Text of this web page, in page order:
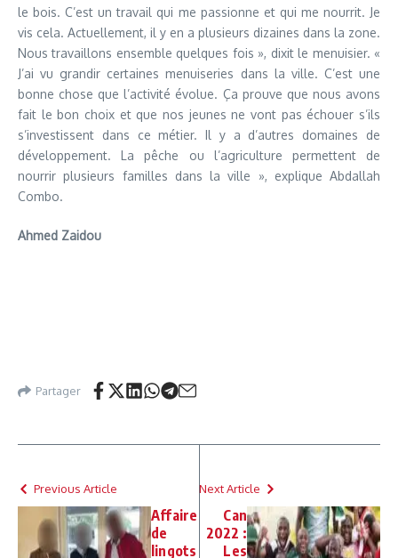
le bois. C’est un travail qui me passionne et qui me nourrit. Je
vis cela. Actuellement, il y en a plusieurs dizaines dans la zone.
Nous travaillons ensemble quelques fois », dixit le menuisier. «
J’ai vu grandir certaines menuiseries dans la ville. C’est une
bonne chose que l’activité évolue. Ça prouve que nous avons
fait le bon choix et que nos jeunes ne vont pas échouer s’ils
s’investissent dans ce métier. Il y a d’autres domaines de
développement. La pêche ou l’agriculture permettent de
nourrir plusieurs familles dans la ville », explique Abdallah
Combo.
Ahmed Zaidou
Partager
Previous Article
Affaire
de
lingots
Next Article
Can
2022 :
Les